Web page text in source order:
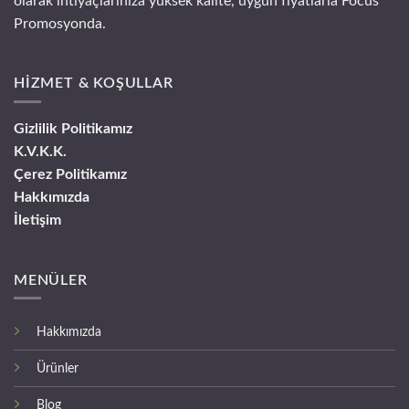
Promosyonda.
HİZMET & KOŞULLAR
Gizlilik Politikamız
K.V.K.K.
Çerez Politikamız
Hakkımızda
İletişim
MENÜLER
Hakkımızda
Ürünler
Blog